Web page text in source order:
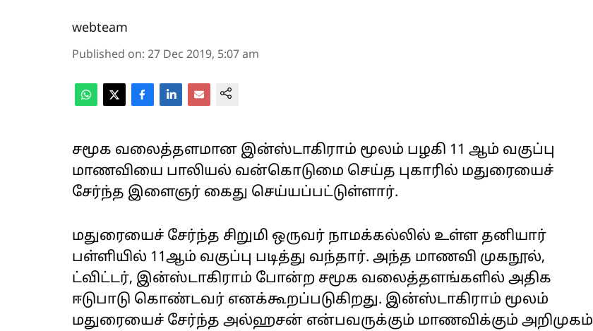
webteam
Published on: 27 Dec 2019, 5:07 am
சமூக வலைத்தளமான இன்ஸ்டாகிராம் மூலம் பழகி 11 ஆம் வகுப்பு
மாணவியை பாலியல் வன்கொடுமை செய்த புகாரில் மதுரையைச்
சேர்ந்த இளைஞர் கைது செய்யப்பட்டுள்ளார்.
மதுரையைச் சேர்ந்த சிறுமி ஒருவர் நாமக்கல்லில் உள்ள தனியார்
பள்ளியில் 11ஆம் வகுப்பு படித்து வந்தார். அந்த மாணவி முகநூல்,
ட்விட்டர், இன்ஸ்டாகிராம் போன்ற சமூக வலைத்தளங்களில் அதிக
ஈடுபாடு கொண்டவர் எனக்கூறப்படுகிறது. இன்ஸ்டாகிராம் மூலம்
மதுரையைச் சேர்ந்த அல்ஹசன் என்பவருக்கும் மாணவிக்கும் அறிமுகம்